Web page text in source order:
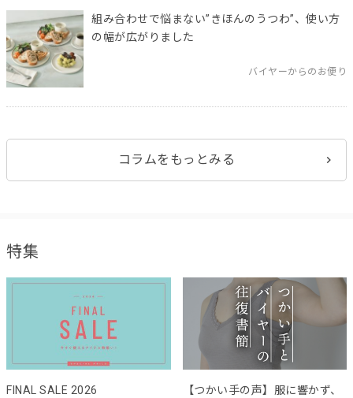
組み合わせで悩まない”きほんのうつわ”、使い方
の幅が広がりました
バイヤーからのお便り
コラムをもっとみる
特集
FINAL SALE 2026
【つかい手の声】服に響かず、